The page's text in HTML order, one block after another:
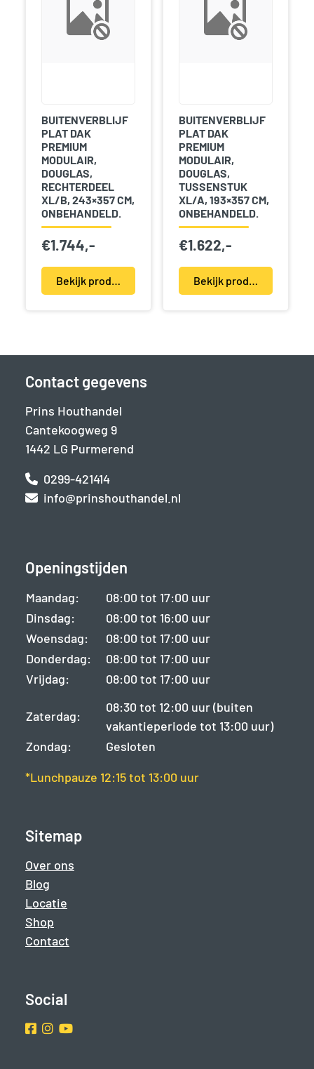
BUITENVERBLIJF
PLAT DAK
PREMIUM
MODULAIR,
DOUGLAS,
RECHTERDEEL
XL/B, 243×357 CM,
ONBEHANDELD.
€1.744,-
Bekijk product(en)
BUITENVERBLIJF
PLAT DAK
PREMIUM
MODULAIR,
DOUGLAS,
TUSSENSTUK
XL/A, 193×357 CM,
ONBEHANDELD.
€1.622,-
Bekijk product(en)
Contact gegevens
Prins Houthandel
Cantekoogweg 9
1442 LG Purmerend
0299-421414
info@prinshouthandel.nl
Openingstijden
Maandag:
08:00 tot 17:00 uur
Dinsdag:
08:00 tot 16:00 uur
Woensdag:
08:00 tot 17:00 uur
Donderdag:
08:00 tot 17:00 uur
Vrijdag:
08:00 tot 17:00 uur
Zaterdag:
08:30 tot 12:00 uur (buiten
vakantieperiode tot 13:00 uur)
Zondag:
Gesloten
*Lunchpauze 12:15 tot 13:00 uur
Sitemap
Over ons
Blog
Locatie
Shop
Contact
Social
Facebook
Instragram
Youtube